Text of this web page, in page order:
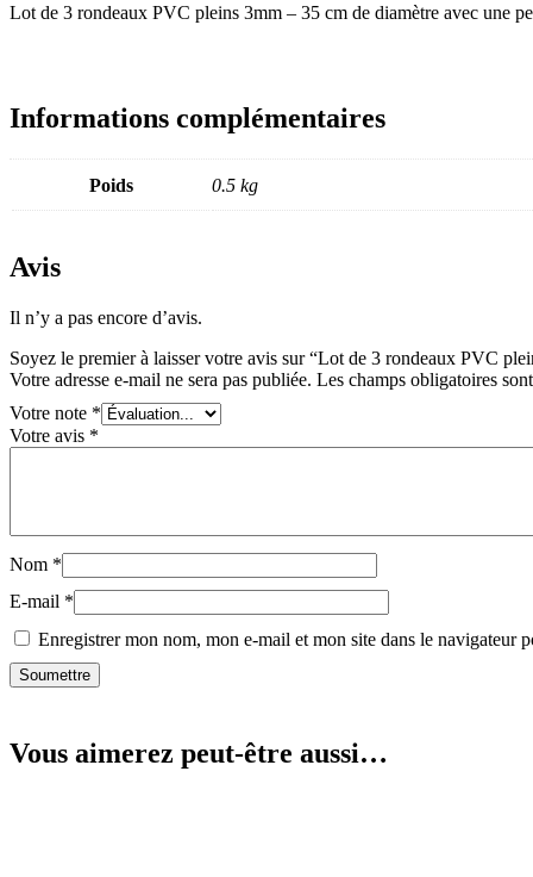
Lot de 3 rondeaux PVC pleins 3mm – 35 cm de diamètre avec une
Informations complémentaires
Poids 0.5 kg
Avis
Il n’y a pas encore d’avis.
Soyez le premier à laisser votre avis sur “Lot de 3 rondeaux PVC
Votre adresse e-mail ne sera pas publiée. Les champs obligatoires
Votre note *
Votre avis *
Nom *
E-mail *
Enregistrer mon nom, mon e-mail et mon site dans le navigateur
Vous aimerez peut-être aussi…